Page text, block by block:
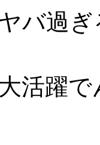
バ過
活躍